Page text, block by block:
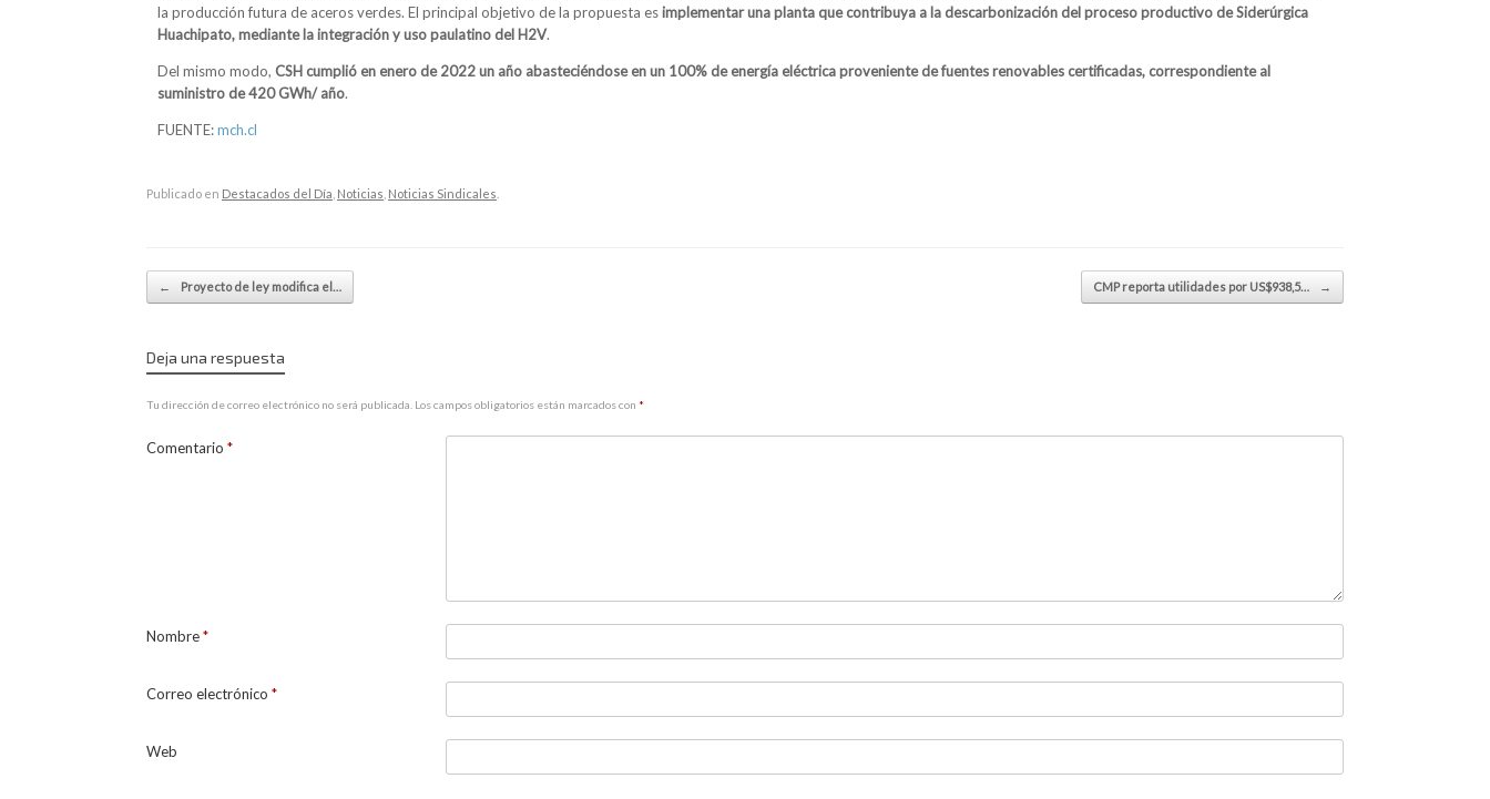
la producción futura de aceros verdes. El principal objetivo de la propuesta esimplementar una planta que contribuya a la descarbonización del proceso productivo de Siderúrgica
Huachipato, mediante la integración y uso paulatino del H2V.
Del mismo modo, CSH cumplió en enero de 2022 un año abasteciéndose en un 100% de energía eléctrica proveniente de fuentes renovables certificadas, correspondiente al
suministro de 420 GWh/ año.
FUENTE:mch.cl
Publicado en Destacados del Día Noticias Noticias Sindicales
Navegador de artículos
← Proyecto de ley modifica el… CMP reporta utilidades por US$938,5… →
Deja una respuesta
Tu dirección de correo electrónico no será publicada. Los campos obligatorios están marcados con *
Comentario *
Nombre*
Correo electrónico *
Web